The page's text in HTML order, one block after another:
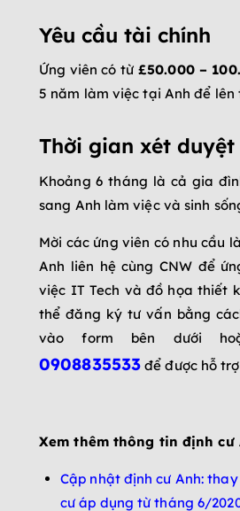
Yêu cầu tài chính
Ứng viên có từ£50.000 –
5 năm làm việc tại Anh để lên
Thời gian xét duyệt
Khoảng 6 tháng là cả gia
sang Anh làm việc và sinh
Mời các ứng viên có nhu cầu
Anh liên hệ cùng CNW để
việc IT Tech và đồ họa thiết
thể đăng ký tư vấn bằng
vào form bên dưới
0908835533 để được hỗ
Xem thêm thông tin định cư
Cập nhật định cư Anh:
cư áp dụng từ tháng 6/